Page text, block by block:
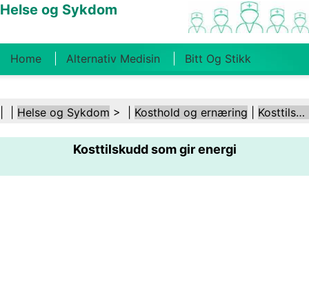
Helse og Sykdom
Home Alternativ Medisin Bitt Og Stikk
Kosthold Og Ernæring Familiehelse
Helsebransjen Psykisk Helse Folkehelse Og
Sikkerhet Kirurgi Og Prosedyrer Helse
Helse og Sykdom > | Kosthold og ernæring Kosttilskudd
Kosttilskudd som gir energi